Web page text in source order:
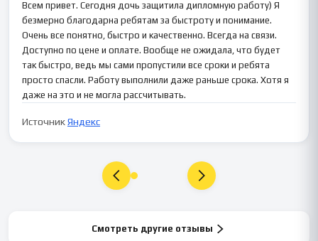
Всем привет. Сегодня дочь защитила дипломную работу) Я
безмерно благодарна ребятам за быстроту и понимание.
Очень все понятно, быстро и качественно. Всегда на связи.
Доступно по цене и оплате. Вообще не ожидала, что будет
так быстро, ведь мы сами пропустили все сроки и ребята
просто спасли. Работу выполнили даже раньше срока. Хотя я
даже на это и не могла рассчитывать.
ИсточникЯндекс
Смотреть другие отзывы